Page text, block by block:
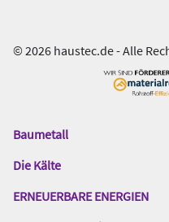
© 2026 haustec.de - Alle
Das
Gentner
Baumetall
Die Kälte
ERNEUERBARE ENERGIEN